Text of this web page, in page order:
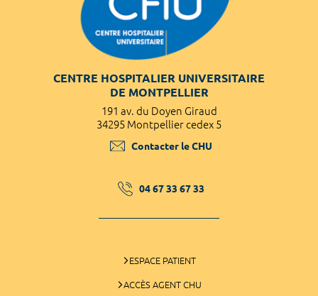
CENTRE HOSPITALIER UNIVERSITAIRE
DE MONTPELLIER
191 av. du Doyen Giraud
34295 Montpellier cedex 5
Contacter le CHU
04 67 33 67 33
ESPACE PATIENT
ACCÈS AGENT CHU